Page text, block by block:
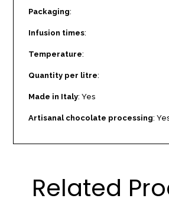
Packaging:
Infusion times:
Temperature:
Quantity per litre:
Made in Italy: Yes
Artisanal chocolate processing:
Related